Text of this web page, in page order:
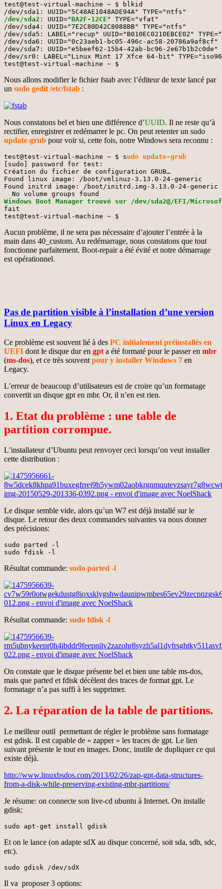
test@test-virtual-machine ~ $ blkid
/dev/sda2 : UUID="BA2F-12CE " TYPE="vfat"
/dev/sda4: UUID="7E2C80D42C8088BB" TYPE="ntfs"
/dev/sda5: LABEL="recup" UUID="B010EC0210EBCE02"
/dev/sda6: UUID="0c23aeb1-bc05-496c-ac58-
/dev/sda7: UUID="e5beef62-15b4-42ab-bc96-2e67b1b2c0de"
/dev/sr0: LABEL="Linux Mint 17 Xfce 64-bit"
test@test-virtual-machine ~ $
Nous allons modifier le fichier fstab avec l’éditeur de texte lancé par
un sudo gedit /etc/fstab :
Nous constatons bel et bien une différence d’UUID. Il ne reste qu’à
rectifier, enregistrer et redémarrer le pc. On peut retenter un sudo
update-grub pour voir si, cette fois, notre Windows sera reconnu :
test@test-virtual-machine ~ $ sudo update-grub
[sudo] password for test:
Création du fichier de configuration GRUB…
Found linux image: /boot/vmlinuz-3.13.0-24-generic
Found initrd image: /boot/initrd.img-3.13.0-24-generic
Windows Boot Manager trouvé sur /dev/sda2@/EFI/
fait
test@test-virtual-machine ~ $
Aucun problème, il ne sera pas nécessaire d’ajouter l’entrée à la
main dans 40_custom. Au redémarrage, nous constatons que tout
fonctionne parfaitement. Boot-repair a été évité et notre démarrage
est opérationnel.
Pas de partition visible à l’installation d’une version
Linux en Legacy
Ce problème est souvent lié à des PC initialement préinstallés en
UEFI dont le disque dur en gpt a été formaté pour le passer en mbr
(ms-dos), et ce très souvent pour y installer Windows 7 en
Legacy.
L’erreur de beaucoup d’utilisateurs est de croire qu’un formatage
convertit un disque gpt en mbr. Or, il n’en est rien.
1. Etat du problème : une table de
partition corrompue.
L’installateur d’Ubuntu peut renvoyer ceci lorsqu’on veut installer
cette distribution :
Le disque semble vide, alors qu’un W7 est déjà installé sur le
disque. Le retour des deux commandes suivantes va nous donner
des précisions:
sudo parted -l
sudo fdisk -l
Résultat commande: sudo parted -l
Résultat commande: sudo fdisk -l
On constate que le disque présente bel et bien une table ms-dos,
mais que parted et fdisk décèlent des traces de format gpt. Le
formatage n’a pas suffi à les supprimer.
2. La réparation de la table de partitions.
Le meilleur outil permettant de régler le problème sans formatage
est gdisk. Il est capable de « zapper » les traces de gpt. Le lien
suivant présente le tout en images. Donc, inutile de dupliquer ce qui
existe déjà.
http://www.linuxbsdos.com/2013/02/26/zap-gpt-data-structures-
from-a-disk-while-preserving-existing-mbr-partitions/
Je résume: on connecte son live-cd ubuntu à Internet. On installe
gdisk:
sudo apt-get install gdisk
Et on le lance (on adapte sdX au disque concerné, soit sda, sdb, sdc,
etc).
sudo gdisk /dev/sdX
Il va proposer 3 options: